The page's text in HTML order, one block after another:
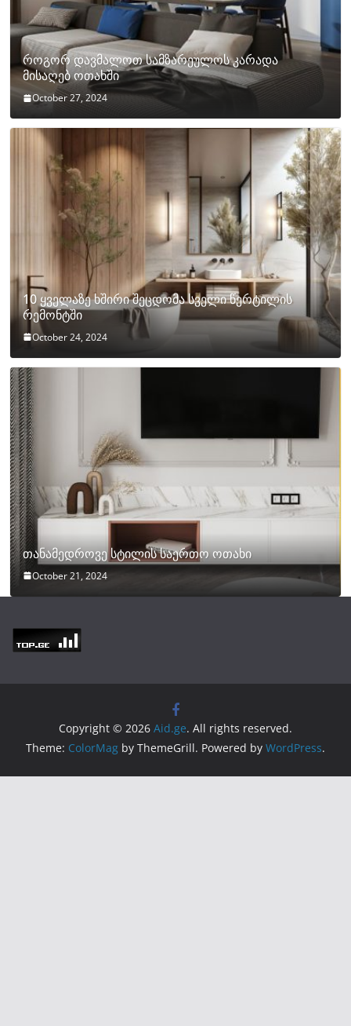
როგორ დავმალოთ სამზარეულოს კარადა
მისაღებ ოთახში
October 27, 2024
10 ყველაზე ხშირი შეცდომა სველი წერტილის
რემონტში
October 24, 2024
თანამედროვე სტილის საერთო ოთახი
October 21, 2024
Copyright © 2026 Aid.ge. All rights reserved.
Theme: ColorMag by ThemeGrill. Powered by WordPress.